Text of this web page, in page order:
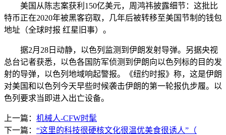
美国从陈志案获利150亿美元，周鸿祎披露细节：这批比
特币正在2020年被黑客窃取，几年后被转移至美国节制的钱包
地址（全球时报 红星旧事）。
据2月28日动静，以色列监测到伊朗发射导弹。另据央视
总台记者获悉，以色各国防军侦测到伊朗向以色列标的目的发
射的导弹，以色列地域响起警报。《纽约时报》称，这是伊朗
对美国和以色列今天早些时候袭击伊朗的第一轮报仇步履。以
色列要求当即进入出亡设备。
上一篇： 机械人-CFW时髦
下一篇： “这里的科技很硬核文化很温优美食很诱人”（